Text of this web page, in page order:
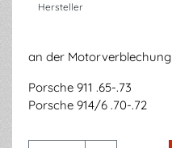
Hersteller
an der Motorverblechung
Porsche 911 .65-.73
Porsche 914/6 .70-.72